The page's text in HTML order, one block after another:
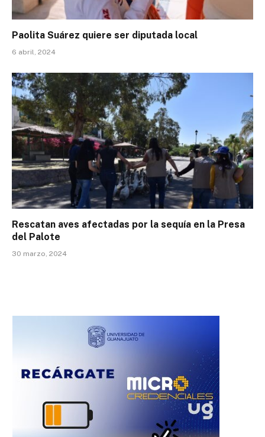
Paolita Suárez quiere ser diputada local
6 abril, 2024
Rescatan aves afectadas por la sequía en la Presa
del Palote
30 marzo, 2024